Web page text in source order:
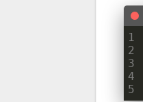
1
2
3
4
5